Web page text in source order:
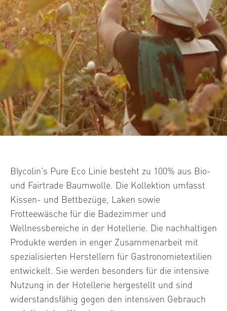
Blycolin’s Pure Eco Linie besteht zu 100% aus Bio-
und Fairtrade Baumwolle. Die Kollektion umfasst
Kissen- und Bettbezüge, Laken sowie
Frotteewäsche für die Badezimmer und
Wellnessbereiche in der Hotellerie. Die nachhaltigen
Produkte werden in enger Zusammenarbeit mit
spezialisierten Herstellern für Gastronomietextilien
entwickelt. Sie werden besonders für die intensive
Nutzung in der Hotellerie hergestellt und sind
widerstandsfähig gegen den intensiven Gebrauch